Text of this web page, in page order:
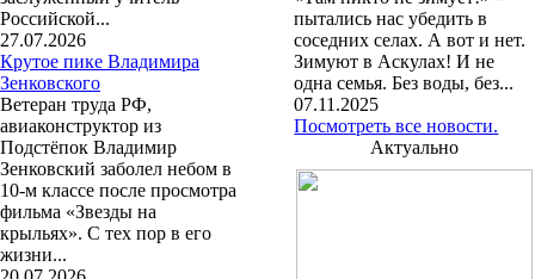
Российской...
27.07.2026
Крутое пике Владимира
Зенковского
Ветеран труда РФ,
авиаконструктор из
Подстёпок Владимир
Зенковский заболел небом в
10-м классе после просмотра
фильма «Звезды на
крыльях». С тех пор в его
жизни...
пытались нас убедить в
соседних селах. А вот и нет.
Зимуют в Аскулах! И не
одна семья. Без воды, без...
07.11.2025
Посмотреть все новости.
Актуально